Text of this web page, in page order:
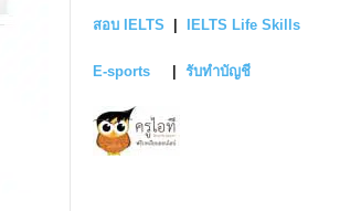
สอบ IELTS IELTS Life Skills
E-sports รับทำบัญชี